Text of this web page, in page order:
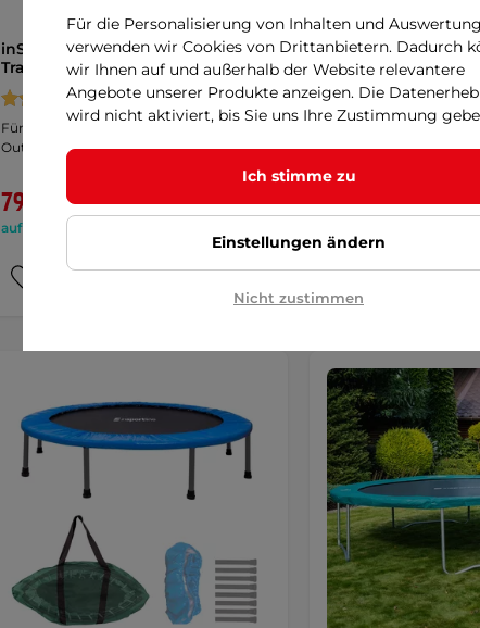
inSPORTline Flopper 122 cm
TrampolinSALE
5(2)
Für beide Kinder geeignet, ist dies ein
Outdoor mit einem großen und soliden …
79,90 € 99,90 €
auf Lager – 11.8. bei Ihnen
-20%
Kaufen
inSPORTline
TrampolinSALE
5(4)
Für alle Kinder
Outdoor mit einem
99,90 € 120,90 €
Für die Personalisierung von Inhalten und
verwenden wir Cookies von Drittanbietern. Dadurch
wir Ihnen auf und außerhalb der Website relevantere
Angebote unserer Produkte anzeigen. Die
wird nicht aktiviert, bis Sie uns Ihre Zustimmung
Ich stimme zu
Einstellungen ändern
Nicht zustimmen